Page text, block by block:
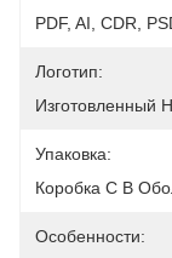
PDF, AI, CDR,
Логотип:
Изготовленный
Упаковка:
Коробка С В
Особенности: